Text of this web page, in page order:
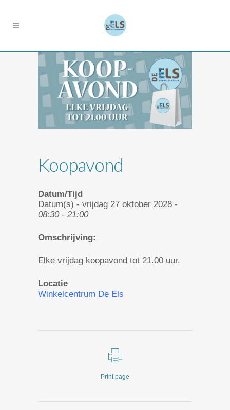
Koopavond
Datum/Tijd
Datum(s) - vrijdag 27 oktober 2028 -
08:30 - 21:00
Omschrijving:
Elke vrijdag koopavond tot 21.00 uur.
Locatie
Winkelcentrum De Els
Print page